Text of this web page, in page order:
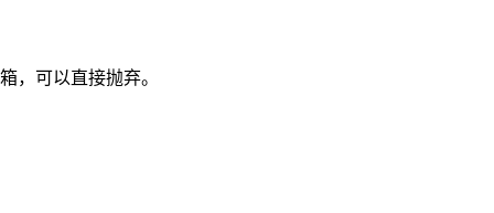
，可以直接抛弃。